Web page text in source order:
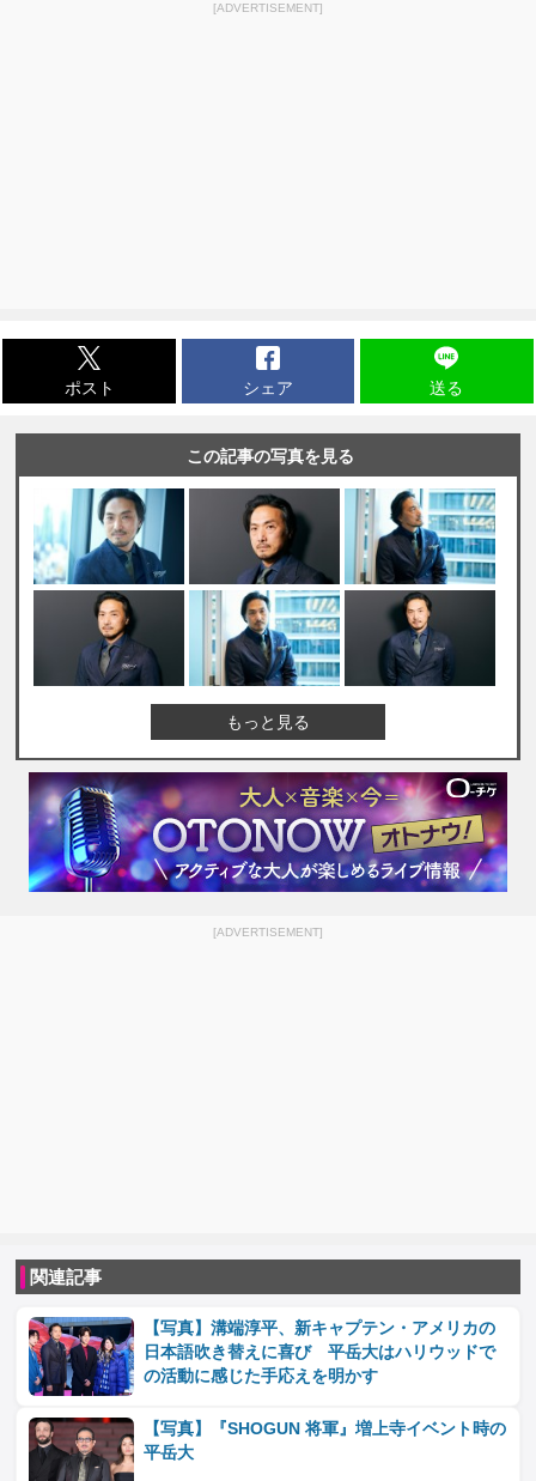
[ADVERTISEMENT]
ポスト シェア 送る
この記事の写真を見る
もっと見る
[ADVERTISEMENT]
関連記事
【写真】溝端淳平、新キャプテン・アメリカの
日本語吹き替えに喜び 平岳大はハリウッドで
の活動に感じた手応えを明かす
【写真】『SHOGUN 将軍』増上寺イベント時の
平岳大